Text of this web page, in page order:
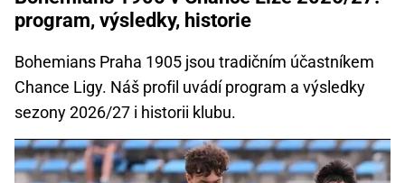
program, výsledky, historie
Bohemians Praha 1905 jsou tradičním účastníkem
Chance Ligy. Náš profil uvádí program a výsledky
sezony 2026/27 i historii klubu.